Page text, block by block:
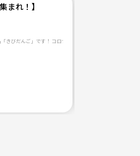
じ趣味で仲間作り！
※初心者の方や他の参加者の方に優しくない方の参加はお断
まれ！】